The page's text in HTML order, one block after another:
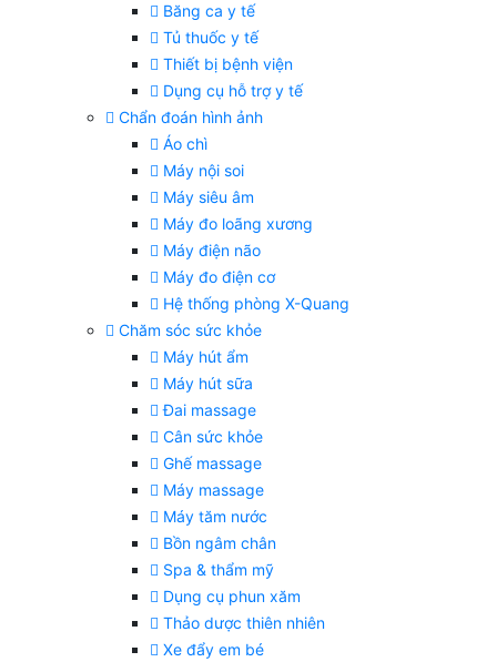
Băng ca y tế
Tủ thuốc y tế
Thiết bị bệnh viện
Dụng cụ hỗ trợ y tế
Chẩn đoán hình ảnh
Áo chì
Máy nội soi
Máy siêu âm
Máy đo loãng xương
Máy điện não
Máy đo điện cơ
Hệ thống phòng X-Quang
Chăm sóc sức khỏe
Máy hút ẩm
Máy hút sữa
Đai massage
Cân sức khỏe
Ghế massage
Máy massage
Máy tăm nước
Bồn ngâm chân
Spa & thẩm mỹ
Dụng cụ phun xăm
Thảo dược thiên nhiên
Xe đẩy em bé